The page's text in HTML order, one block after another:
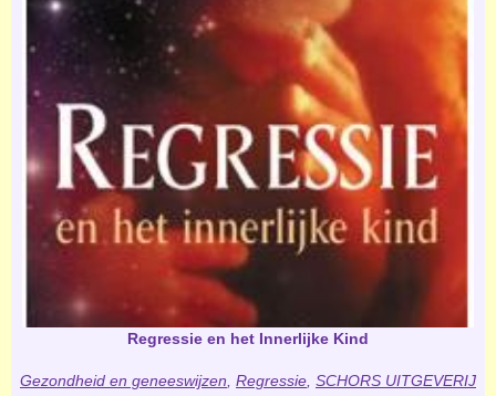
Regressie en het Innerlijke Kind
Gezondheid en geneeswijzen Regressie SCHORS UITGEVERIJ